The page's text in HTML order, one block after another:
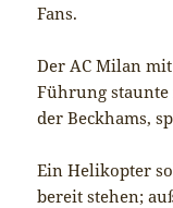
Fans.
Der AC Milan
Führung
der Beckhams,
Ein Helikopter
bereit stehen;